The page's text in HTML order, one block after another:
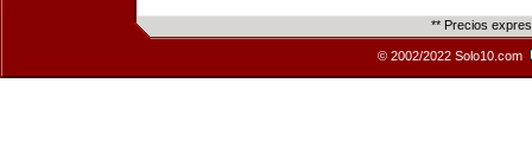
** Precios
© 2002/2022 Solo10.com